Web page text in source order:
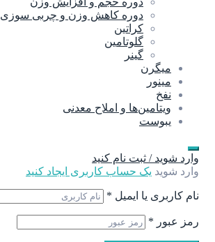
دوره کاهش وزن و چربی سوزی
کراتین
گلوتامین
گینر
میگرن
مینور
نفخ
ویتامین‌ها و املاح معدنی
یبوست
وارد شوید / ثبت نام کنید
وارد شوید یک حساب کاربری ایجاد کنید
نام کاربری یا ایمیل *
رمز عبور *